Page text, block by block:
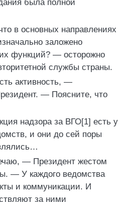
была полной
в основных направлениях
заложено
функций? — осторожно
службы страны.
активность, —
— Поясните, что
надзора за ВГО[1] есть у
и они до сей поры
— Президент жестом
— У каждого ведомства
и коммуникации. И
за ними